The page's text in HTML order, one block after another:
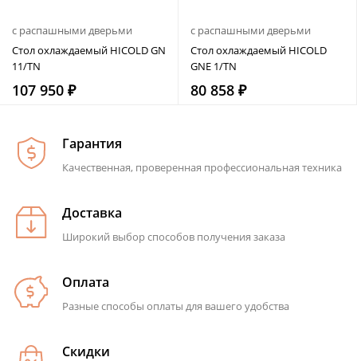
с распашными дверьми
Стол охлаждаемый HICOLD GN
11/TN
107 950 ₽
с распашными дверьми
Стол охлаждаемый HICOLD
GNE 1/TN
80 858 ₽
Гарантия
Качественная, проверенная профессиональная техника
Доставка
Широкий выбор способов получения заказа
Оплата
Разные способы оплаты для вашего удобства
Скидки